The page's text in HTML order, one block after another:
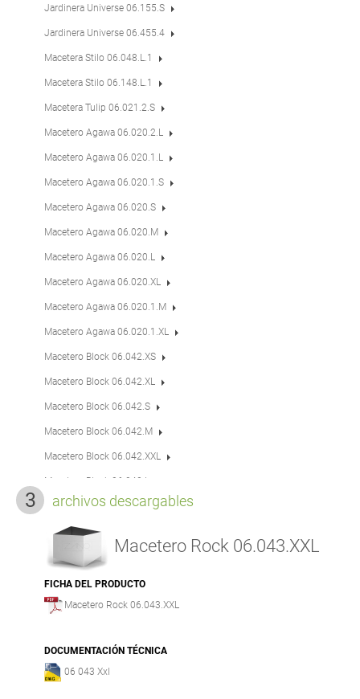
Jardinera Universe 06.155.S
Jardinera Universe 06.455.4
Macetera Stilo 06.048.L.1
Macetera Stilo 06.148.L.1
Macetera Tulip 06.021.2.S
Macetero Agawa 06.020.2.L
Macetero Agawa 06.020.1.L
Macetero Agawa 06.020.1.S
Macetero Agawa 06.020.S
Macetero Agawa 06.020.M
Macetero Agawa 06.020.L
Macetero Agawa 06.020.XL
Macetero Agawa 06.020.1.M
Macetero Agawa 06.020.1.XL
Macetero Block 06.042.XS
Macetero Block 06.042.XL
Macetero Block 06.042.S
Macetero Block 06.042.M
Macetero Block 06.042.XXL
Macetero Block 06.042.L
Macetero Domino 06.440
Macetero Flash 06.025.S
Macetero Flash 06.025.M
Macetero Flash 06.025.L
Macetero Flash 06.025.XL
Macetero IVO 06.045.XL
Macetero IVO 06.045.S
archivos descargables
Macetero Rock 06.043.XXL
FICHA DEL PRODUCTO
Macetero Rock 06.043.XXL
DOCUMENTACIÓN TÉCNICA
06 043 Xxl